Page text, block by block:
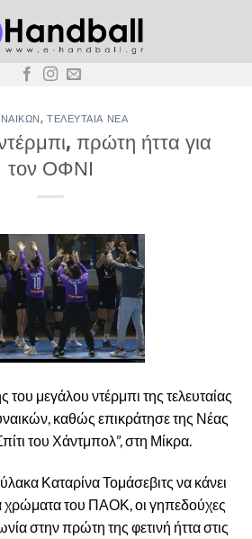
, ΤΕΛΕΥΤΑΊΑ ΝΈΑ
πρώτη ήττα για
τον ΟΦΝΙ
μεγάλου ντέρμπι της τελευταίας
καθώς επικράτησε της Νέας
του Χάντμπολ”, στη Μίκρα.
Καταρίνα Τομάσεβιτς να κάνει
χρώματα του ΠΑΟΚ, οι γηπεδούχες
στην πρώτη της φετινή ήττα στις